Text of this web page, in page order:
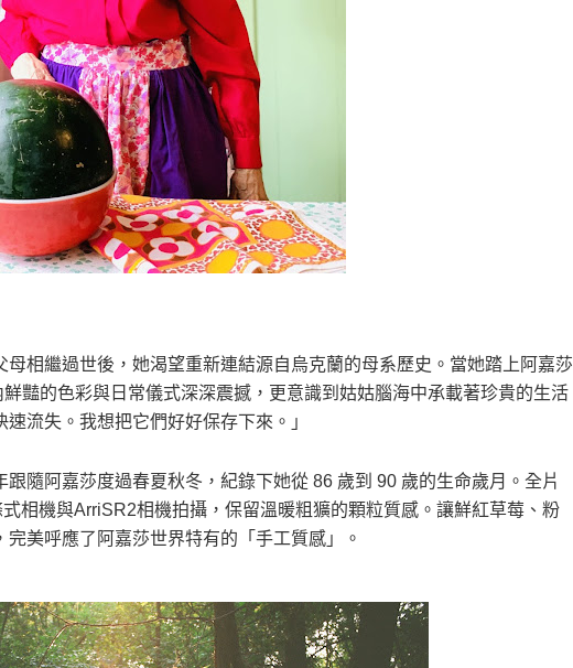
相繼過世後，她渴望重新連結源自烏克蘭的母系歷史。當她踏上阿嘉莎
豔的色彩與日常儀式深深震撼，更意識到姑姑腦海中承載著珍貴的生活
流失。我想把它們好好保存下來。」
隨阿嘉莎度過春夏秋冬，紀錄下她從 86 歲到 90 歲的生命歲月。全片
相機與ArriSR2相機拍攝，保留溫暖粗獷的顆粒質感。讓鮮紅草莓、粉
美呼應了阿嘉莎世界特有的「手工質感」。